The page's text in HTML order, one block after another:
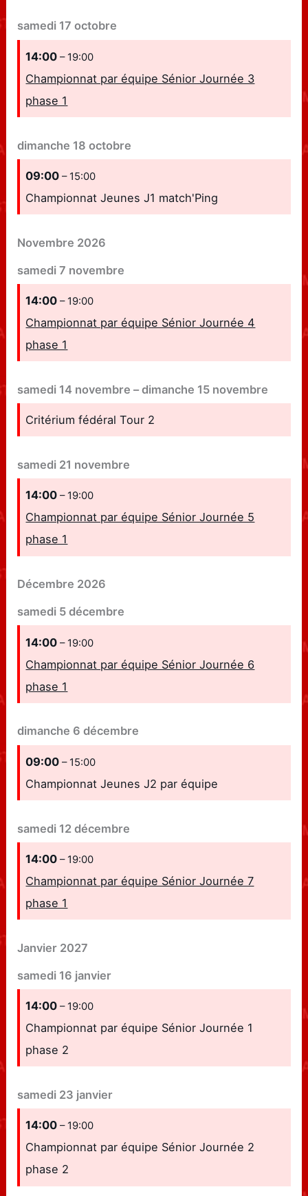
samedi 17 octobre
14:00– 19:00
Championnat par équipe Sénior Journée 3
phase 1
dimanche 18 octobre
09:00– 15:00
Championnat Jeunes J1 match'Ping
Novembre 2026
samedi 7 novembre
14:00– 19:00
Championnat par équipe Sénior Journée 4
phase 1
samedi 14 novembre –dimanche 15 novembre
Critérium fédéral Tour 2
samedi 21 novembre
14:00– 19:00
Championnat par équipe Sénior Journée 5
phase 1
Décembre 2026
samedi 5 décembre
14:00– 19:00
Championnat par équipe Sénior Journée 6
phase 1
dimanche 6 décembre
09:00– 15:00
Championnat Jeunes J2 par équipe
samedi 12 décembre
14:00– 19:00
Championnat par équipe Sénior Journée 7
phase 1
Janvier 2027
samedi 16 janvier
14:00– 19:00
Championnat par équipe Sénior Journée 1
phase 2
samedi 23 janvier
14:00– 19:00
Championnat par équipe Sénior Journée 2
phase 2